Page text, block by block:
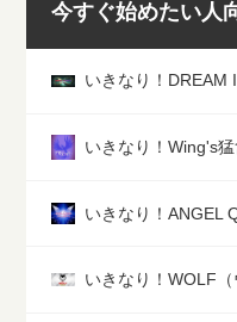
今すぐ始めたい人
いきなり！DREAM
いきなり！Wing's
いきなり！ANGEL
いきなり！WOLF（